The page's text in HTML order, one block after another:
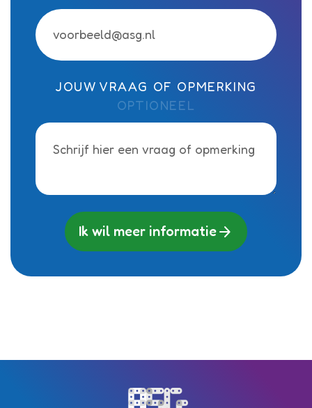
JOUW VRAAG OF OPMERKING
OPTIONEEL
Ik wil meer informatiearrow_forward
Almeerse Scholen Groep (ASG)